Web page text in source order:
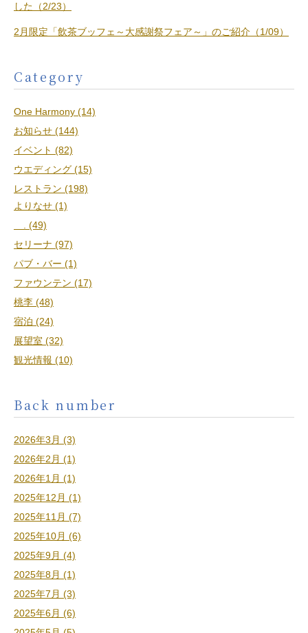
した（2/23）
2月限定「飲茶ブッフェ～大感謝祭フェア～」のご紹介（1/09）
Category
One Harmony (14)
お知らせ (144)
イベント (82)
ウエディング (15)
レストラン (198)
よりなせ (1)
. (49)
セリーナ (97)
パブ・バー (1)
ファウンテン (17)
桃李 (48)
宿泊 (24)
展望室 (32)
観光情報 (10)
Back number
2026年3月 (3)
2026年2月 (1)
2026年1月 (1)
2025年12月 (1)
2025年11月 (7)
2025年10月 (6)
2025年9月 (4)
2025年8月 (1)
2025年7月 (3)
2025年6月 (6)